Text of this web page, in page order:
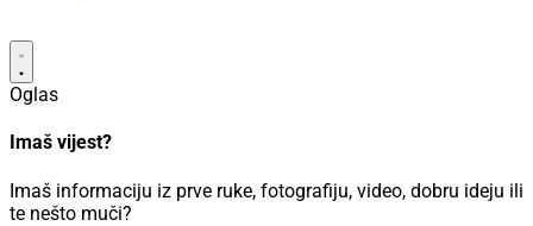
Oglas
Imaš vijest?
Imaš informaciju iz prve ruke, fotografiju, video, dobru ideju ili
te nešto muči?